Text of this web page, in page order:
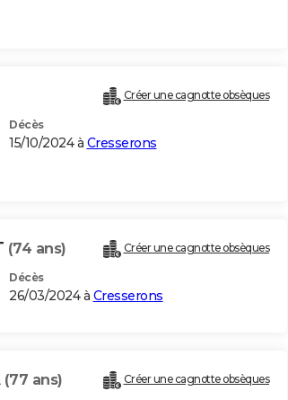
Créer une cagnotte obsèques
Décès
15/10/2024 à Cresserons
(74 ans) Créer une cagnotte obsèques
Décès
26/03/2024 à Cresserons
(77 ans) Créer une cagnotte obsèques